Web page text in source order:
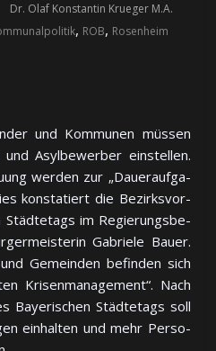
Dr. Olaf Konstantin Krueger M.A.
, ROB, Rosenheim
und Kommunen müs­sen
Asyl­be­wer­ber ein­stel­len.
wer­den zur „Dauer­auf­ga­
kon­sta­tiert die Be­zirks­vor­
Städ­te­tags im Re­gie­rungs­be­
Gabriele Bauer.
Ge­mein­den be­fin­den sich
Kri­sen­ma­na­ge­ment“. Nach
Baye­ri­schen Städ­te­tags soll
ein­hal­ten und mehr Per­so­